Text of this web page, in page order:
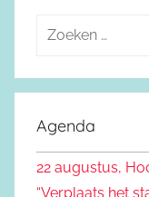
e
e
n
Agenda
22 augustus,
“Verplaats het